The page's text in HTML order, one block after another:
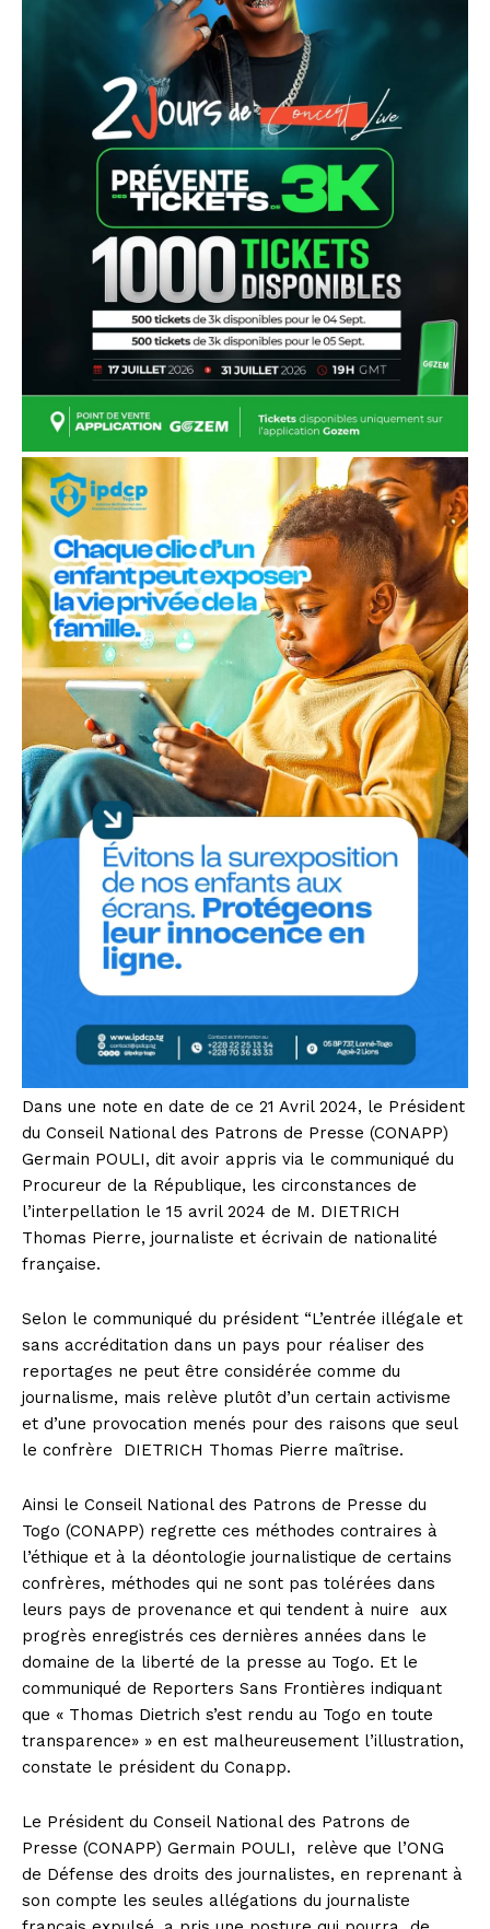
Dans une note en date de ce 21 Avril 2024, le Président
du Conseil National des Patrons de Presse (CONAPP)
Germain POULI, dit avoir appris via le communiqué du
Procureur de la République, les circonstances de
l’interpellation le 15 avril 2024 de M. DIETRICH
Thomas Pierre, journaliste et écrivain de nationalité
française.
Selon le communiqué du président “L’entrée illégale et
sans accréditation dans un pays pour réaliser des
reportages ne peut être considérée comme du
journalisme, mais relève plutôt d’un certain activisme
et d’une provocation menés pour des raisons que seul
le confrère DIETRICH Thomas Pierre maîtrise.
Ainsi le Conseil National des Patrons de Presse du
Togo (CONAPP) regrette ces méthodes contraires à
l’éthique et à la déontologie journalistique de certains
confrères, méthodes qui ne sont pas tolérées dans
leurs pays de provenance et qui tendent à nuire aux
progrès enregistrés ces dernières années dans le
domaine de la liberté de la presse au Togo. Et le
communiqué de Reporters Sans Frontières indiquant
que « Thomas Dietrich s’est rendu au Togo en toute
transparence» » en est malheureusement l’illustration,
constate le président du Conapp.
Le Président du Conseil National des Patrons de
Presse (CONAPP) Germain POULI, relève que l’ONG
de Défense des droits des journalistes, en reprenant à
son compte les seules allégations du journaliste